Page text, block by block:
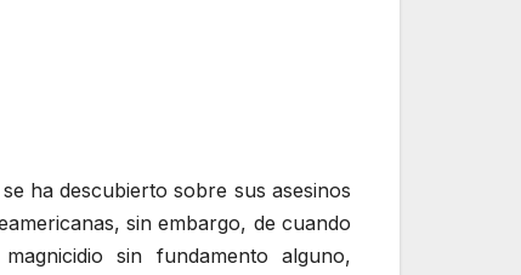
ha descubierto sobre sus asesinos
sin embargo, de cuando
sin fundamento alguno,